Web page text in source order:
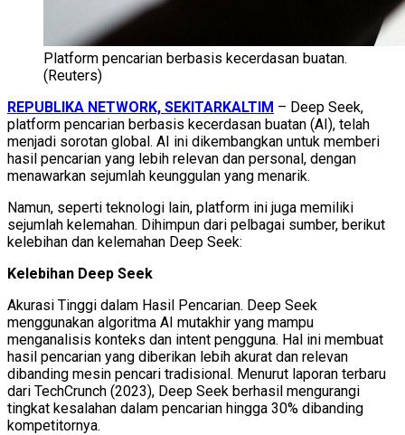
Platform pencarian berbasis kecerdasan buatan.
(Reuters)
REPUBLIKA NETWORK, SEKITARKALTIM – Deep Seek,
platform pencarian berbasis kecerdasan buatan (AI), telah
menjadi sorotan global. AI ini dikembangkan untuk memberi
hasil pencarian yang lebih relevan dan personal, dengan
menawarkan sejumlah keunggulan yang menarik.
Namun, seperti teknologi lain, platform ini juga memiliki
sejumlah kelemahan. Dihimpun dari pelbagai sumber, berikut
kelebihan dan kelemahan Deep Seek:
Kelebihan Deep Seek
Akurasi Tinggi dalam Hasil Pencarian. Deep Seek
menggunakan algoritma AI mutakhir yang mampu
menganalisis konteks dan intent pengguna. Hal ini membuat
hasil pencarian yang diberikan lebih akurat dan relevan
dibanding mesin pencari tradisional. Menurut laporan terbaru
dari TechCrunch (2023), Deep Seek berhasil mengurangi
tingkat kesalahan dalam pencarian hingga 30% dibanding
kompetitornya.